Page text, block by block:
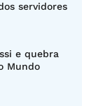
servidores
e quebra
Mundo